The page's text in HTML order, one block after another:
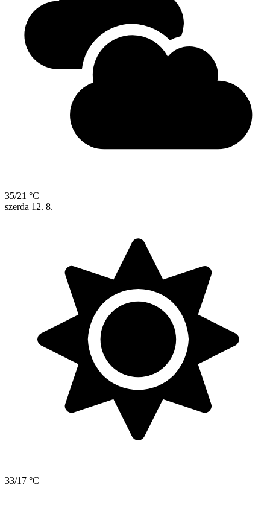
35/21 °C
szerda 12. 8.
33/17 °C